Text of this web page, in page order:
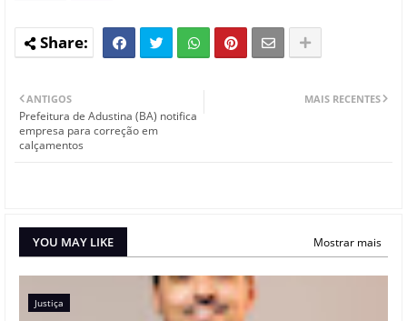
MAIS RECENTES
ANTIGOS
Prefeitura de Adustina (BA) notifica
empresa para correção em
calçamentos
YOU MAY LIKE Mostrar mais
Justiça